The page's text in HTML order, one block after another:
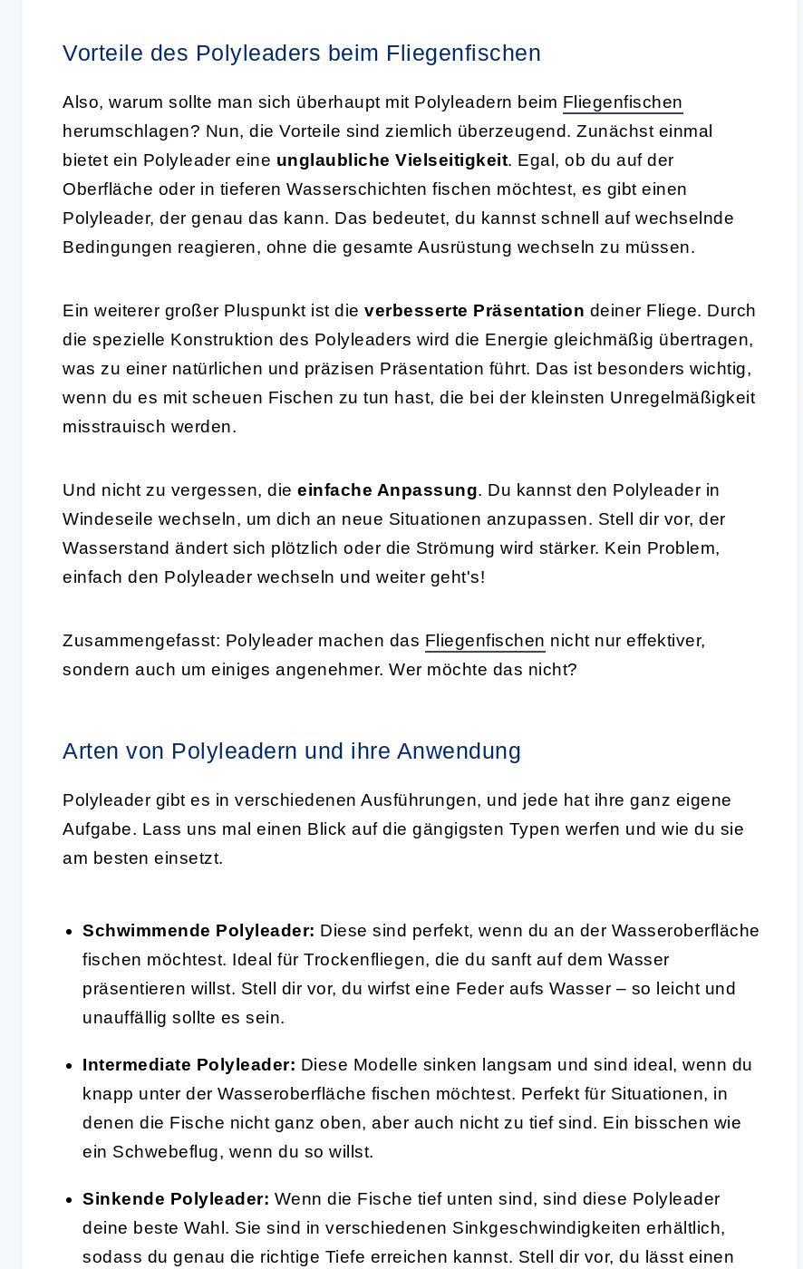
Vorteile des Polyleaders beim Fliegenfischen
Also, warum sollte man sich überhaupt mit Polyleadern beim Fliegenfischen
herumschlagen? Nun, die Vorteile sind ziemlich überzeugend. Zunächst einmal
bietet ein Polyleader eine unglaubliche Vielseitigkeit. Egal, ob du auf der
Oberfläche oder in tieferen Wasserschichten fischen möchtest, es gibt einen
Polyleader, der genau das kann. Das bedeutet, du kannst schnell auf wechselnde
Bedingungen reagieren, ohne die gesamte Ausrüstung wechseln zu müssen.
Ein weiterer großer Pluspunkt ist die verbesserte Präsentation deiner Fliege. Durch
die spezielle Konstruktion des Polyleaders wird die Energie gleichmäßig übertragen,
was zu einer natürlichen und präzisen Präsentation führt. Das ist besonders wichtig,
wenn du es mit scheuen Fischen zu tun hast, die bei der kleinsten Unregelmäßigkeit
misstrauisch werden.
Und nicht zu vergessen, die einfache Anpassung. Du kannst den Polyleader in
Windeseile wechseln, um dich an neue Situationen anzupassen. Stell dir vor, der
Wasserstand ändert sich plötzlich oder die Strömung wird stärker. Kein Problem,
einfach den Polyleader wechseln und weiter geht's!
Zusammengefasst: Polyleader machen das Fliegenfischen nicht nur effektiver,
sondern auch um einiges angenehmer. Wer möchte das nicht?
Arten von Polyleadern und ihre Anwendung
Polyleader gibt es in verschiedenen Ausführungen, und jede hat ihre ganz eigene
Aufgabe. Lass uns mal einen Blick auf die gängigsten Typen werfen und wie du sie
am besten einsetzt.
Schwimmende Polyleader: Diese sind perfekt, wenn du an der Wasseroberfläche
fischen möchtest. Ideal für Trockenfliegen, die du sanft auf dem Wasser
präsentieren willst. Stell dir vor, du wirfst eine Feder aufs Wasser – so leicht und
unauffällig sollte es sein.
Intermediate Polyleader: Diese Modelle sinken langsam und sind ideal, wenn du
knapp unter der Wasseroberfläche fischen möchtest. Perfekt für Situationen, in
denen die Fische nicht ganz oben, aber auch nicht zu tief sind. Ein bisschen wie
ein Schwebeflug, wenn du so willst.
Sinkende Polyleader: Wenn die Fische tief unten sind, sind diese Polyleader
deine beste Wahl. Sie sind in verschiedenen Sinkgeschwindigkeiten erhältlich,
sodass du genau die richtige Tiefe erreichen kannst. Stell dir vor, du lässt einen